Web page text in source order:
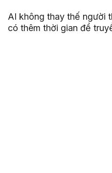
AI không thay thế người
có thêm thời gian để